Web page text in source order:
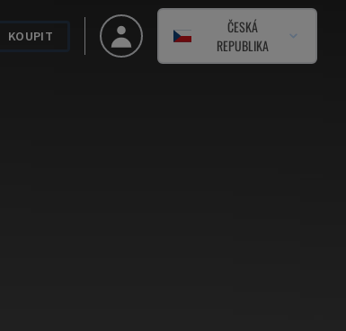
KOUPIT
ČESKÁ
REPUBLIKA